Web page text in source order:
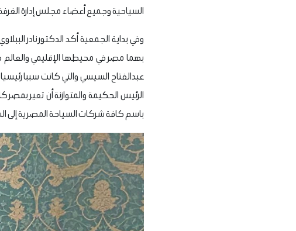
السياحية وجميع أعضاء مجلس إدارة
وفي بداية الجمعية أكد الدكتور نادر
بهما مصر في محيطها الإقليمي والعالم
عبدالفتاح السيسي والتي كانت سببا
الرئيس الحكيمة والمتوازنة أن تعير
باسم كافة شركات السياحة المصرية إلى